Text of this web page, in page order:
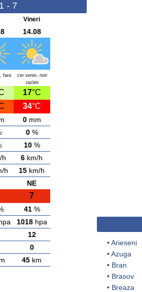
- 7
Vineri
14.08
fara
cer senin, nori
razleti
17°C
34°C
0mm
0%
10%
h 6 km/h
h 15 km/h
NE
7
41%
1018hpa
12
0
45 km
•Arieseni
•Azuga
• Bran
• Brasov
• Breaza